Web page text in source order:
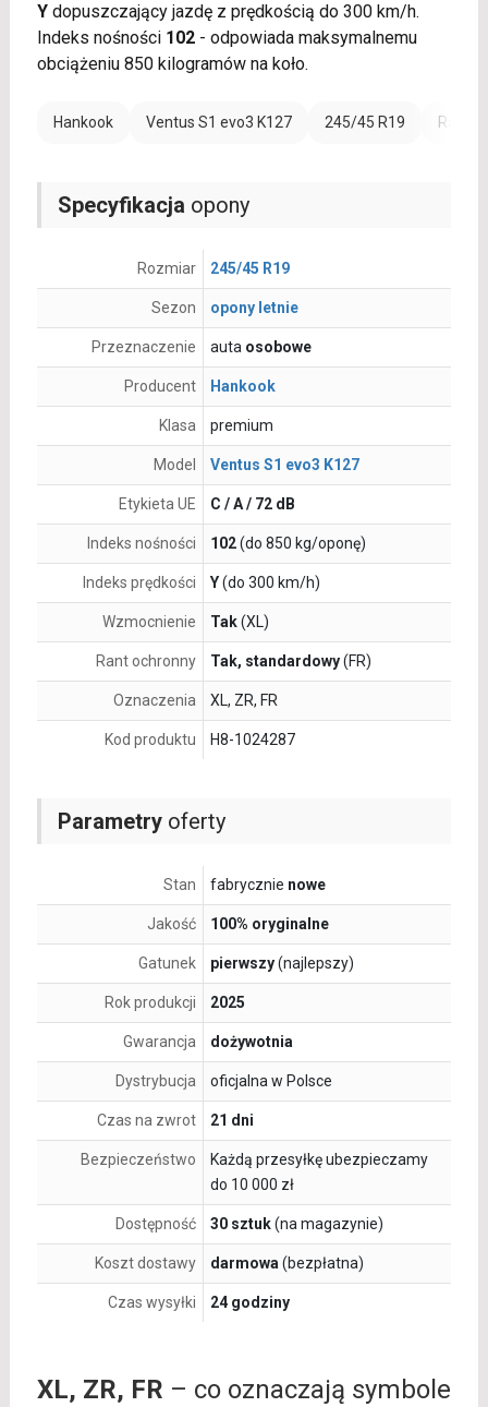
Ydopuszczający jazdę z prędkością do 300 km/h.
Indeks nośności 102- odpowiada maksymalnemu
obciążeniu 850 kilogramów na koło.
Hankook Ventus S1 evo3 K127 245/45 R19 Rant
Parametryoferty
Stan fabrycznie nowe
Jakość 100% oryginalne
Gatunek pierwszy(najlepszy)
Rok produkcji 2025
Gwarancja dożywotnia
Dystrybucja oficjalna w Polsce
Czas na zwrot 21 dni
Bezpieczeństwo
Każdą przesyłkę ubezpieczamy
do 10 000 zł
Dostępność 30 sztuk(na magazynie)
Koszt dostawy darmowa (bezpłatna)
Czas wysyłki 24 godziny
Specyfikacja opony
Rozmiar 245/45 R19
Sezon opony letnie
Przeznaczenie auta osobowe
Producent Hankook
Klasa premium
Model Ventus S1 evo3 K127
Etykieta UE C / A / 72 dB
Indeks nośności 102(do 850 kg/oponę)
Indeks prędkości Y(do 300 km/h)
Wzmocnienie Tak(XL)
Rant ochronny Tak, standardowy(FR)
Oznaczenia XL, ZR, FR
Kod produktu H8-1024287
XL, ZR, FR – co oznaczają symbole